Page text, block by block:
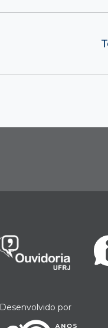
Desenvolvido por